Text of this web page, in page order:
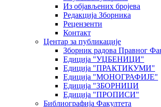
Из објављених бројева
Редакција Зборника
Рецензенти
Контакт
Центар за публикације
Зборник радова Правног
Едиција "УЏБЕНИЦИ"
Едиција "ПРАКТИКУМИ"
Едиција "МОНОГРАФИЈЕ"
Едиција "ЗБОРНИЦИ
Едиција "ПРОПИСИ"
Библиографија Факултета